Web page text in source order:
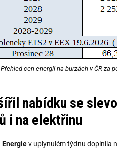
Přehled cen energií na burzách v ČR
nabídku se
i na elektřinu
Energiev uplynulém týdnu doplnila